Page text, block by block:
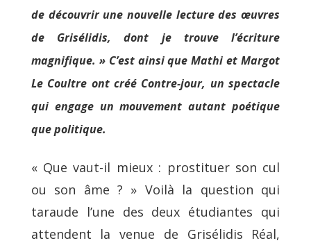
de découvrir une nouvelle lecture des œuvres
de Grisélidis, dont je trouve l’écriture
magnifique. » C’est ainsi que Mathi et Margot
Le Coultre ont créé Contre-jour, un spectacle
qui engage un mouvement autant poétique
que politique.
« Que vaut-il mieux : prostituer son cul
ou son âme ? » Voilà la question qui
taraude l’une des deux étudiantes qui
attendent la venue de Grisélidis Réal,